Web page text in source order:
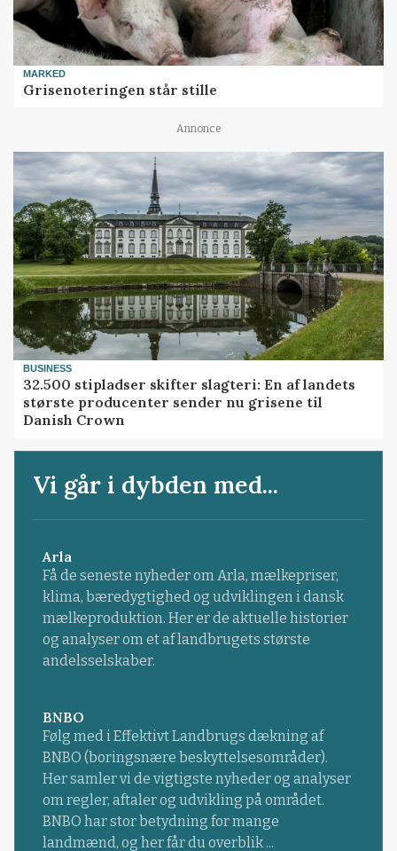
MARKED
Grisenoteringen står stille
Annonce
BUSINESS
32.500 stipladser skifter slagteri: En af landets
største producenter sender nu grisene til
Danish Crown
Vi går i dybden med...
Arla
Få de seneste nyheder om Arla, mælkepriser,
klima, bæredygtighed og udviklingen i dansk
mælkeproduktion. Her er de aktuelle historier
og analyser om et af landbrugets største
andelsselskaber.
BNBO
Følg med i Effektivt Landbrugs dækning af
BNBO (boringsnære beskyttelsesområder).
Her samler vi de vigtigste nyheder og analyser
om regler, aftaler og udvikling på området.
BNBO har stor betydning for mange
landmænd, og her får du overblik ...